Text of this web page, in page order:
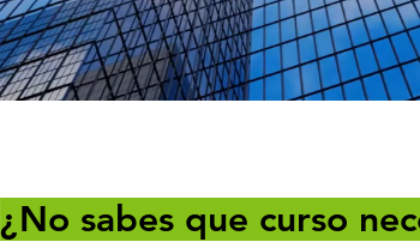
¿No sabes que curso